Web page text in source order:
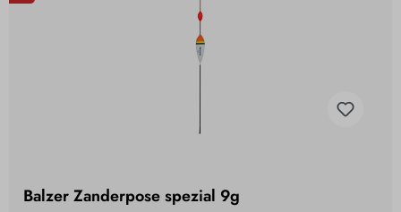
Balzer Zanderpose spezial 9g